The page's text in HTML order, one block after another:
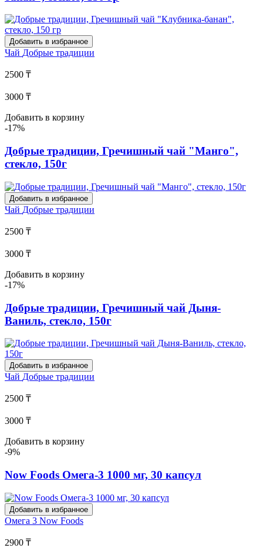
Добавить в избранное
Чай Добрые традиции
2500 ₸
3000 ₸
Добавить в корзину
-17%
Добрые традиции, Гречишный чай "Манго",
стекло, 150г
Добавить в избранное
Чай Добрые традиции
2500 ₸
3000 ₸
Добавить в корзину
-17%
Добрые традиции, Гречишный чай Дыня-
Ваниль, стекло, 150г
Добавить в избранное
Чай Добрые традиции
2500 ₸
3000 ₸
Добавить в корзину
-9%
Now Foods Омега-3 1000 мг, 30 капсул
Добавить в избранное
Омега 3 Now Foods
2900 ₸